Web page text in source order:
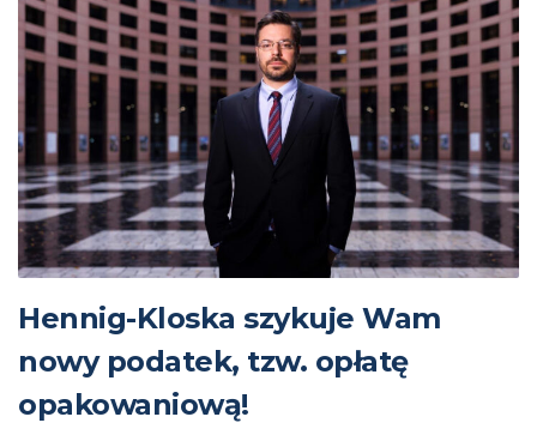
Hennig-Kloska szykuje Wam
nowy podatek, tzw. opłatę
opakowaniową!